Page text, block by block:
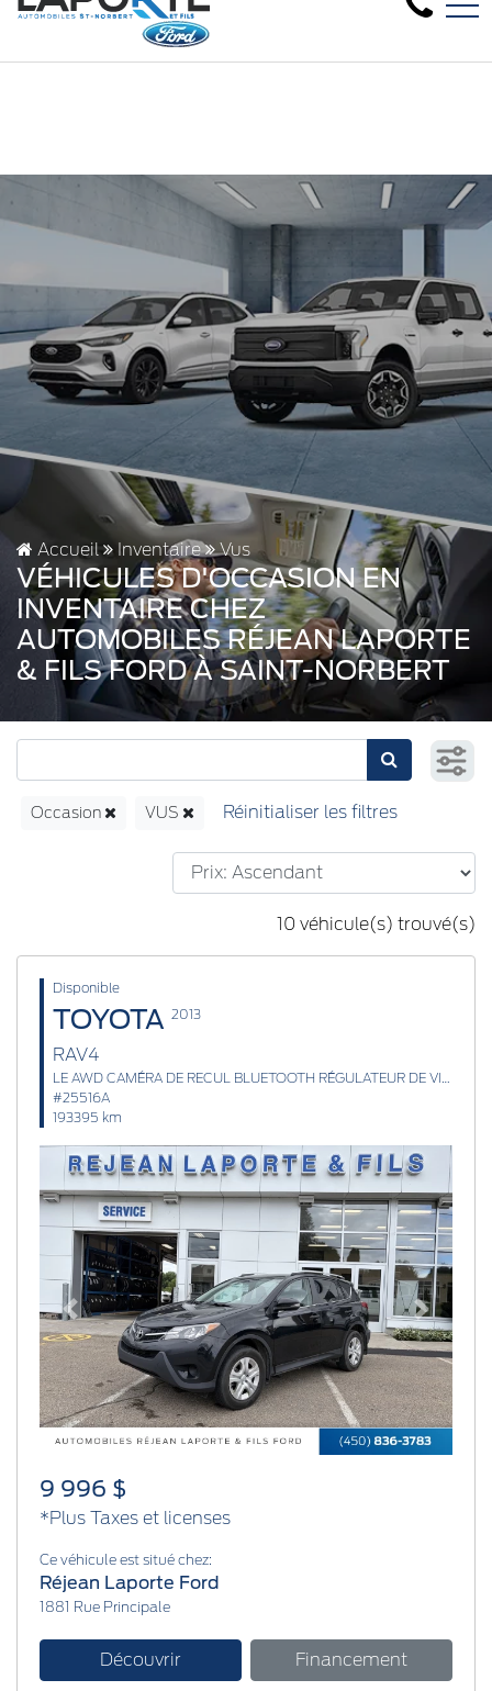
Nous avons besoin de véhicules d'occasion, faites
1881 Rue Principale, Saint-Norbert, QC, CA J0K 3C0
EN
Accueil Inventaire Vus
VÉHICULES D'OCCASION EN
INVENTAIRE CHEZ
AUTOMOBILES RÉJEAN LAPORTE
& FILS FORD À SAINT-NORBERT
Occasion VUS
10 véhicule(s) trouvé(s)
Disponible
TOYOTA 2013
RAV4
#25516A
193395 km
Previous Next
9 996 $
*Plus Taxes et licenses
Ce véhicule est situé chez:
Réjean Laporte Ford
1881 Rue Principale
Découvrir Financement